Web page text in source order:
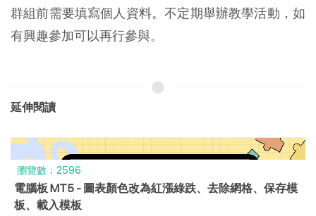
群組前需要填寫個人資料。不定期舉辦教學活動，如
有興趣參加可以再行參與。
延伸閱讀
顏色改為紅漲綠跌、去除網格、保存模 XM Global | 模